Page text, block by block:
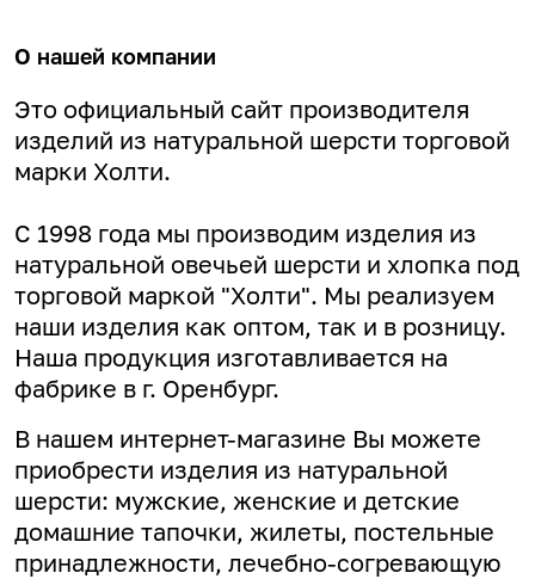
О нашей компании
Это официальный сайт производителя
изделий из натуральной шерсти торговой
марки Холти.
С 1998 года мы производим изделия из
натуральной овечьей шерсти и хлопка под
торговой маркой "Холти". Мы реализуем
наши изделия как оптом, так и в розницу.
Наша продукция изготавливается на
фабрике в г. Оренбург.
В нашем интернет-магазине Вы можете
приобрести изделия из натуральной
шерсти: мужские, женские и детские
домашние тапочки, жилеты, постельные
принадлежности, лечебно-согревающую